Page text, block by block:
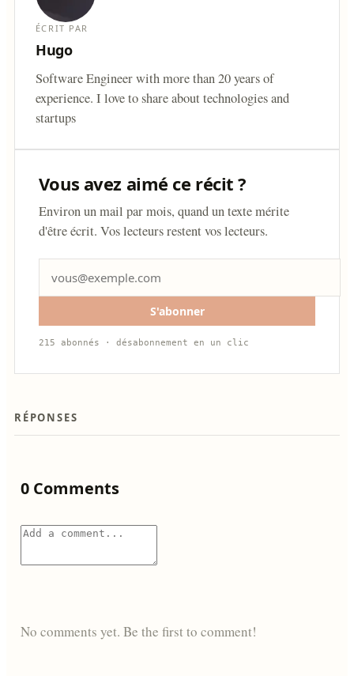
ÉCRIT PAR
Hugo
Software Engineer with more than 20 years of
experience. I love to share about technologies and
startups
Vous avez aimé ce récit ?
Environ un mail par mois, quand un texte mérite
d'être écrit. Vos lecteurs restent vos lecteurs.
S'abonner
215 abonnés · désabonnement en un clic
RÉPONSES
0 Comments
No comments yet. Be the first to comment!